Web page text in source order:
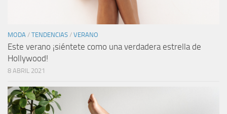
MODA / TENDENCIAS / VERANO
Este verano ¡siéntete como una verdadera estrella de
Hollywood!
8 ABRIL 2021